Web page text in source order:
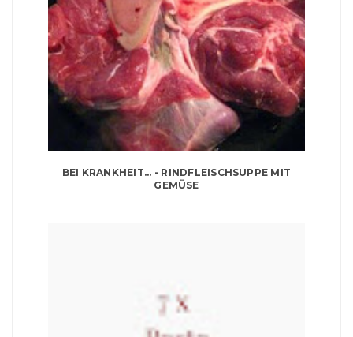
BEI KRANKHEIT... - RINDFLEISCHSUPPE MIT
GEMÜSE